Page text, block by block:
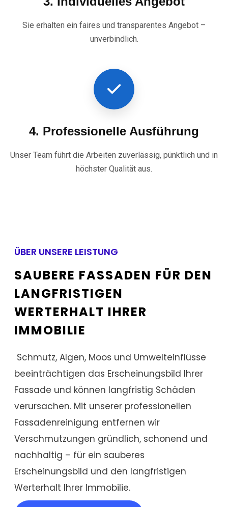
Sie erhalten ein faires und transparentes Angebot –
unverbindlich.
4. Professionelle Ausführung
Unser Team führt die Arbeiten zuverlässig, pünktlich und in
höchster Qualität aus.
ÜBER UNSERE LEISTUNG
SAUBERE FASSADEN FÜR DEN
LANGFRISTIGEN
WERTERHALT IHRER
IMMOBILIE
Schmutz, Algen, Moos und Umwelteinflüsse
beeinträchtigen das Erscheinungsbild Ihrer
Fassade und können langfristig Schäden
verursachen. Mit unserer professionellen
Fassadenreinigung entfernen wir
Verschmutzungen gründlich, schonend und
nachhaltig – für ein sauberes
Erscheinungsbild und den langfristigen
Werterhalt Ihrer Immobilie.